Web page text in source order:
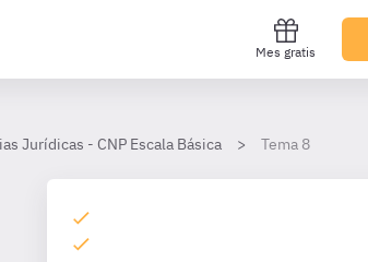
Mes gratis
Jurídicas - CNP Escala Básica Tema 8